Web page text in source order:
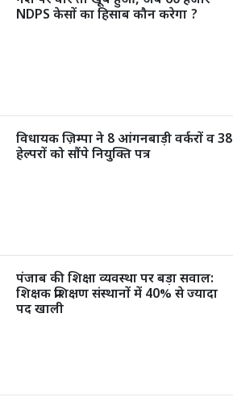
NDPS केसों का हिसाब कौन करेगा ?
विधायक ज़िम्पा ने 8 आंगनबाड़ी वर्करों व 38
हेल्परों को सौंपे नियुक्ति पत्र
पंजाब की शिक्षा व्यवस्था पर बड़ा सवाल:
शिक्षक प्रशिक्षण संस्थानों में 40% से ज्यादा
पद खाली